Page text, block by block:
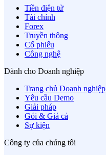
Tiền điện tử
Tài chính
Forex
Truyền thông
Cổ phiếu
Công nghệ
Dành cho Doanh nghiệp
Trang chủ Doanh nghiệp
Yêu cầu Demo
Giải pháp
Gói & Giá cả
Sự kiện
Công ty của chúng tôi